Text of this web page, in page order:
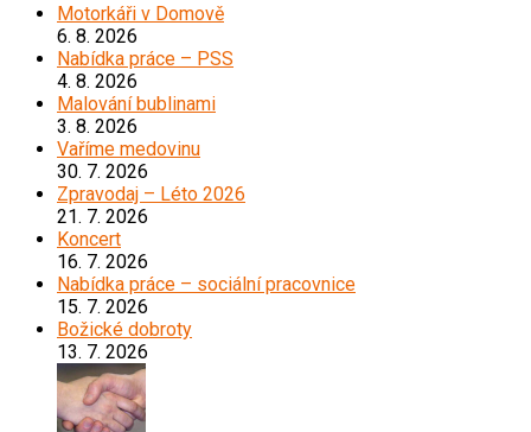
Motorkáři v Domově
6. 8. 2026
Nabídka práce – PSS
4. 8. 2026
Malování bublinami
3. 8. 2026
Vaříme medovinu
30. 7. 2026
Zpravodaj – Léto 2026
21. 7. 2026
Koncert
16. 7. 2026
Nabídka práce – sociální pracovnice
15. 7. 2026
Božické dobroty
13. 7. 2026